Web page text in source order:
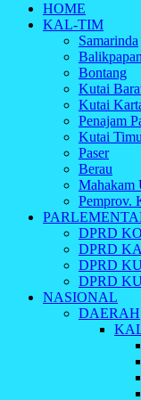
Indonesia Cyber
Media Cetak, Online &
HOME
KAL-TIM
Samarinda
Balikpapan
Bontang
Kutai
Kutai
Penajam
Kutai
Paser
Berau
Mahakam
Pemprov.
DPRD
DPRD
DPRD
DPRD
NASIONAL
DAERAH